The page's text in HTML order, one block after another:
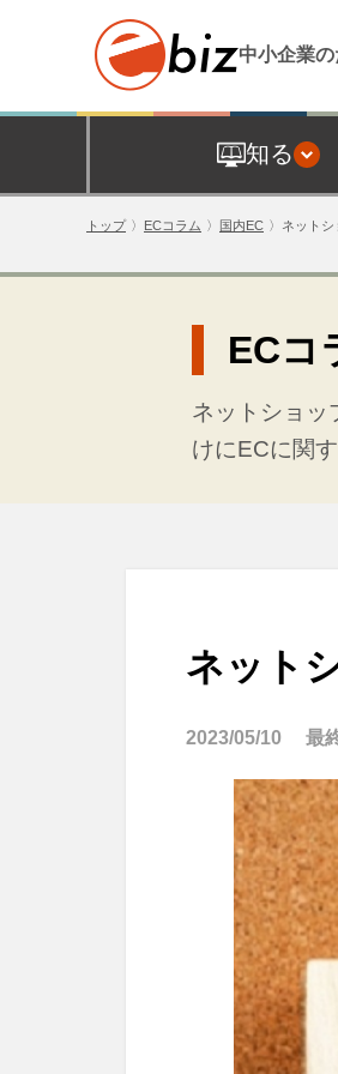
中小企業
知る
トップ ECコラム 国内EC ネット
ECコ
ネットショッ
けにECに関
ネット
2023/05/10 最